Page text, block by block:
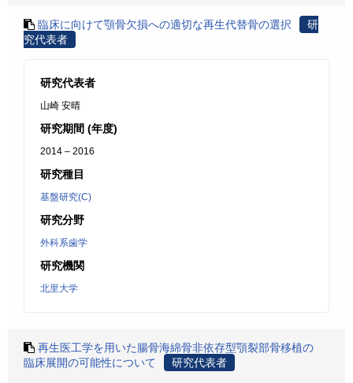
臨床に向けて顎骨欠損への適切な再生代替骨の選択
研
究代表者
研究代表者
山崎 安晴
研究期間 (年度)
2014 – 2016
研究種目
基盤研究(C)
研究分野
外科系歯学
研究機関
北里大学
再生医工学を用いた腸骨海綿骨非依存型顎裂部骨移植の
臨床展開の可能性について
研究代表者